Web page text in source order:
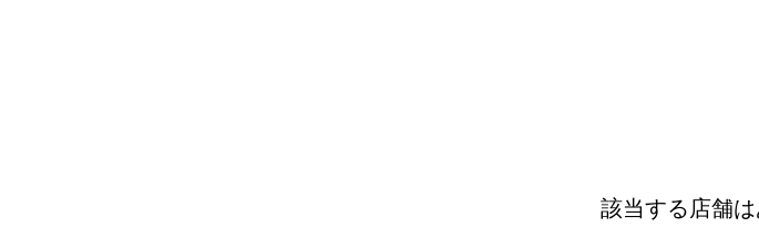
該当する店舗は